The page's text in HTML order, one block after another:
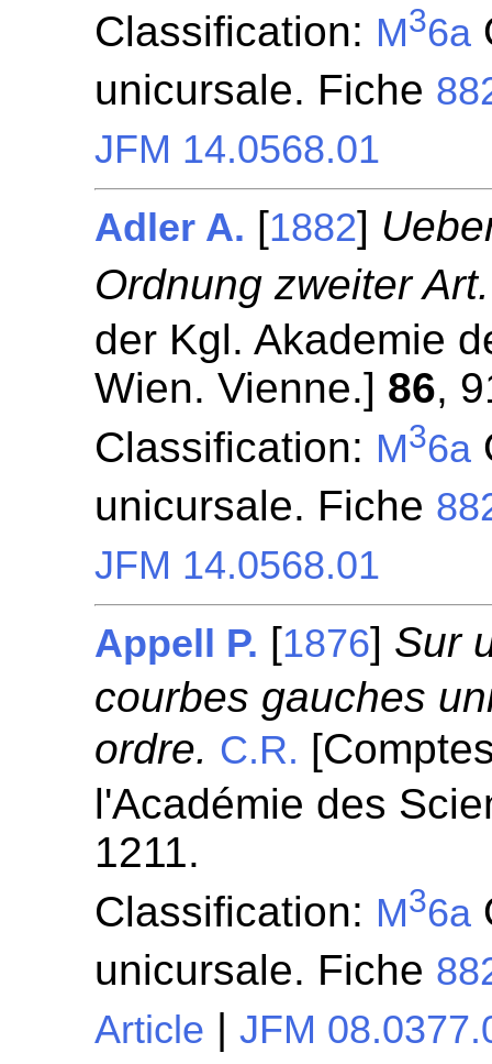
Classification: M36a
unicursale. Fiche
JFM 14.0568.01
Adler A. [1882]
Ordnung zweiter Art.
der Kgl. Akademie
Wien. Vienne.] 86,
Classification: M36a
unicursale. Fiche
JFM 14.0568.01
Appell P. [1876] Sur
courbes gauches
ordre. C.R.
l'Académie des
1211.
Classification: M36a
unicursale. Fiche
Article |JFM